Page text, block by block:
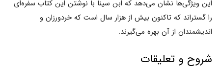
این ویژگى‌ها نشان مى‌دهد که ابن سینا با نوشتن این کتاب سفره‌اى
را گستراند که تاکنون بیش از هزار سال است که خردورزان و
اندیشمندان از آن بهره مى‌گیرند.
شروح و تعلیقات